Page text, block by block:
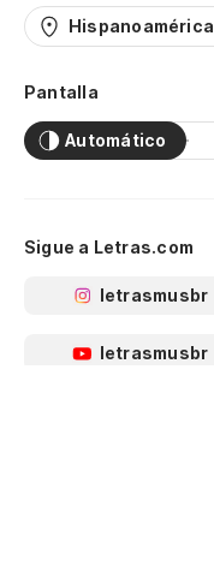
Hispanoamérica
Pantalla
Automático
Sigue a Letras.com
letrasmusbr
letrasmusbr